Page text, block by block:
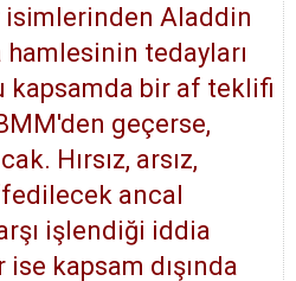
isimlerinden Aladdin
hamlesinin tedayları
kapsamda bir af teklifi
geçerse,
Hırsız, arsız,
ancal
işlendiği iddia
kapsam dışında